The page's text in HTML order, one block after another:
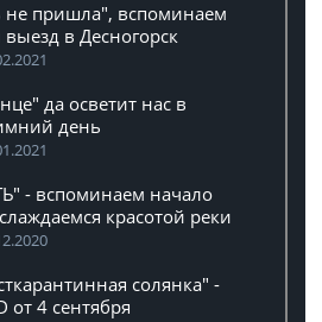
не пришла", вспоминаем
в Десногорск
да осветит нас в
день
- вспоминаем начало
красотой реки
солянка" -
от 4 сентября